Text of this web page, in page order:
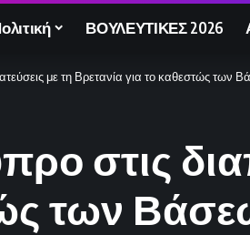
ΒΟΥΛΕΥΤΙΚΕΣ 2026
με τη Βρετανία για το καθεστώς των
στις
των